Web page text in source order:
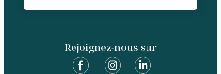
Rejoignez-nous sur